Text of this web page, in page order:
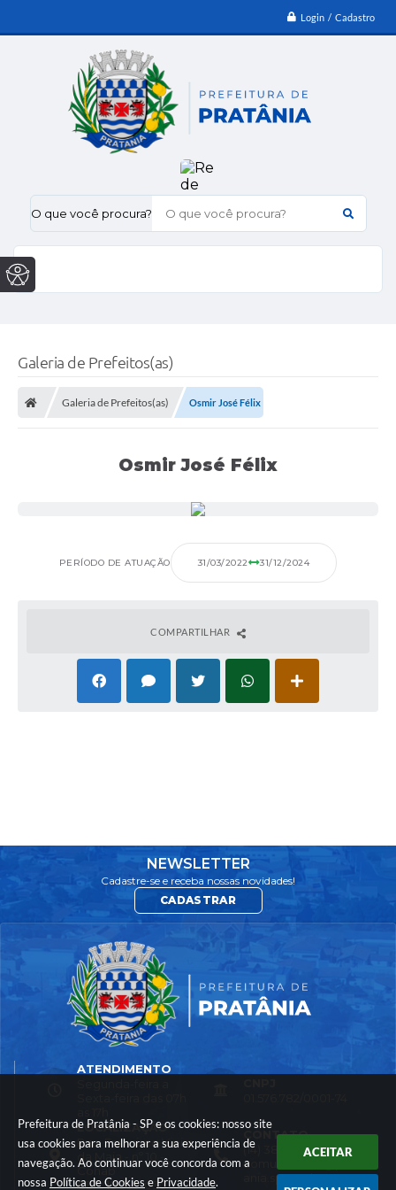
Prefeitura de Pratânia - SP e os cookies: nosso site
usa cookies para melhorar a sua experiência de
navegação. Ao continuar você concorda com a
nossa Política de Cookies e Privacidade.
ACEITAR
Login / Cadastro
O que você procura?
Galeria de Prefeitos(as)
Galeria de Prefeitos(as) Osmir José Félix
Osmir José Félix
PERÍODO DE ATUAÇÃO 31/03/2022 31/12/2024
COMPARTILHAR
NEWSLETTER
Cadastre-se e receba nossas novidades!
CADASTRAR
LOCALIZAÇÃO
Rua: Francisco Vieira
da Maia - nº 10 -
Cohab
CEP: 18660-030
CONTATO
(14) 3844-8200
comunicacao@prat
ania.sp.gov.br
ATENDIMENTO